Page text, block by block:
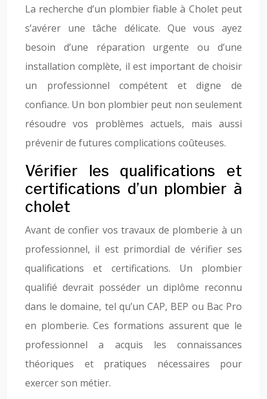
La recherche d’un plombier fiable à Cholet peut
s’avérer une tâche délicate. Que vous ayez
besoin d’une réparation urgente ou d’une
installation complète, il est important de choisir
un professionnel compétent et digne de
confiance. Un bon plombier peut non seulement
résoudre vos problèmes actuels, mais aussi
prévenir de futures complications coûteuses.
Vérifier les qualifications et
certifications d’un plombier à
cholet
Avant de confier vos travaux de plomberie à un
professionnel, il est primordial de vérifier ses
qualifications et certifications. Un plombier
qualifié devrait posséder un diplôme reconnu
dans le domaine, tel qu’un CAP, BEP ou Bac Pro
en plomberie. Ces formations assurent que le
professionnel a acquis les connaissances
théoriques et pratiques nécessaires pour
exercer son métier.